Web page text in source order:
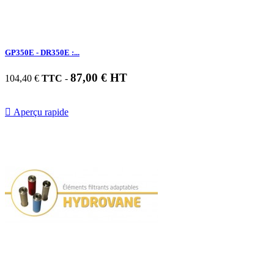
GP350E - DR350E :...
104,40 € TTC - 87,00 € HT
 Aperçu rapide